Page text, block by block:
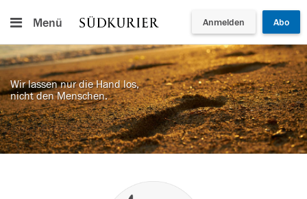
Menü Anmelden Abo
Wir lassen nur die Hand los,
nicht den Menschen.